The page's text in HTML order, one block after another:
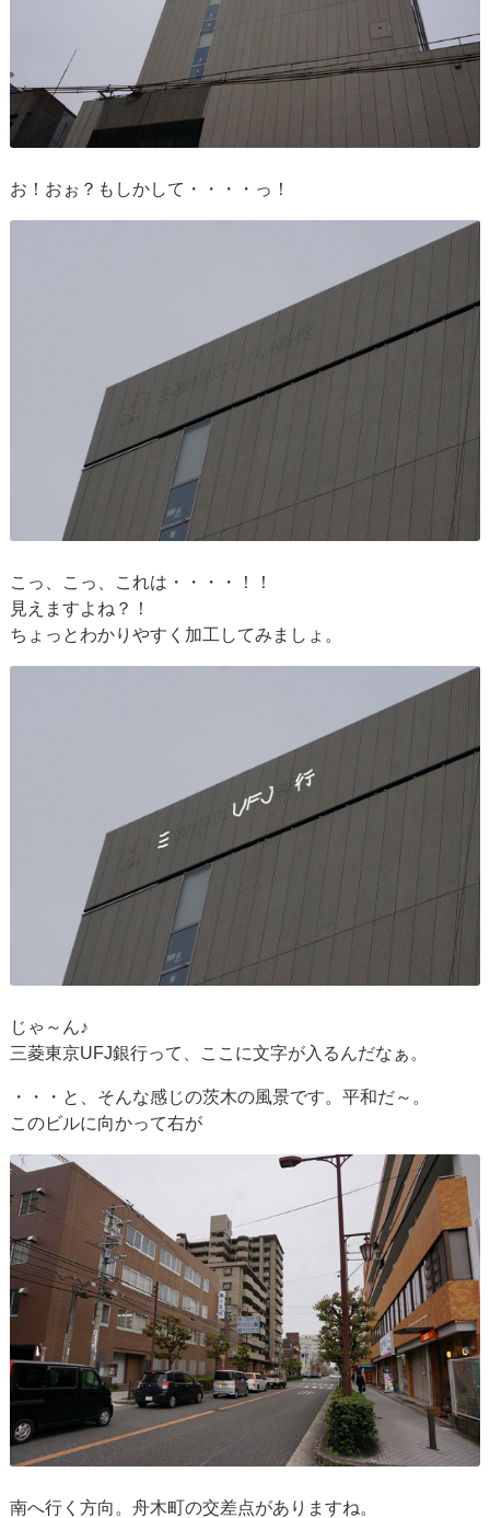
お！おぉ？もしかして・・・・っ！
こっ、こっ、これは・・・・！！
見えますよね？！
ちょっとわかりやすく加工してみましょ。
じゃ～ん♪
三菱東京UFJ銀行って、ここに文字が入るんだなぁ。
・・・と、そんな感じの茨木の風景です。平和だ～。
このビルに向かって右が
南へ行く方向。舟木町の交差点がありますね。